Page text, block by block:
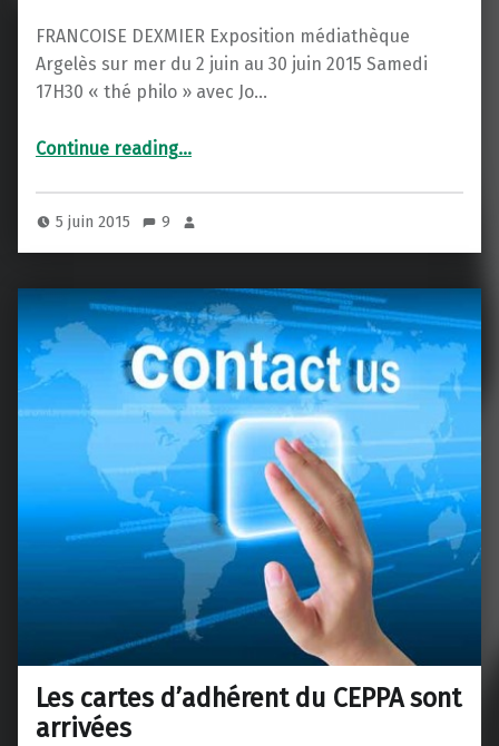
FRANCOISE DEXMIER Exposition médiathèque
Argelès sur mer du 2 juin au 30 juin 2015 Samedi
17H30 « thé philo » avec Jo…
Continue reading“Exposition médiathèque Argelès sur mer du 2 juin au 30 juin 2015”
…
5 juin 2015 9
Les cartes d’adhérent du CEPPA sont
arrivées